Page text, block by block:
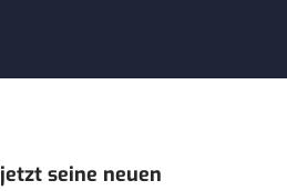
seine neuen